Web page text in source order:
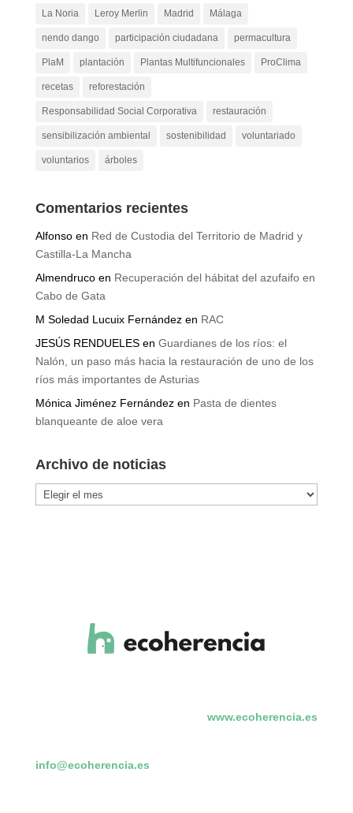
La Noria Leroy Merlin Madrid Málaga
nendo dango participación ciudadana permacultura
PlaM plantación Plantas Multifuncionales ProClima
recetas reforestación
Responsabilidad Social Corporativa restauración
sensibilización ambiental sostenibilidad voluntariado
voluntarios árboles
Comentarios recientes
Alfonsoen Red de Custodia del Territorio de Madrid y
Castilla-La Mancha
Almendrucoen Recuperación del hábitat del azufaifo en
Cabo de Gata
M Soledad Lucuix Fernándezen RAC
JESÚS RENDUELESen Guardianes de los ríos: el
Nalón, un paso más hacia la restauración de uno de los
ríos más importantes de Asturias
Mónica Jiménez Fernándezen Pasta de dientes
blanqueante de aloe vera
Archivo de noticias
Archivo
de
www.ecoherencia.es
info@ecoherencia.es